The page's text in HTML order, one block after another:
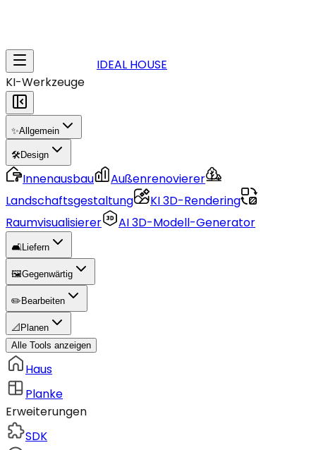
IDEAL HOUSE
KI-Werkzeuge
✨Allgemein
🛠️Design
Innenausbau
Außenrenovierer
Landschaftsgestaltung
KI 3D-Rendering
Raumvisualisierer
AI 3D-Modell-Generator
🛋️Liefern
🖼️Gegenwärtig
✏️ Bearbeiten
📐 Planen
Alle Tools anzeigen
Haus
Planke
Erweiterungen
SDK